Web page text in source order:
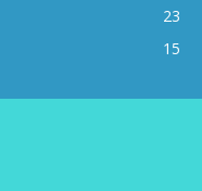
23
15